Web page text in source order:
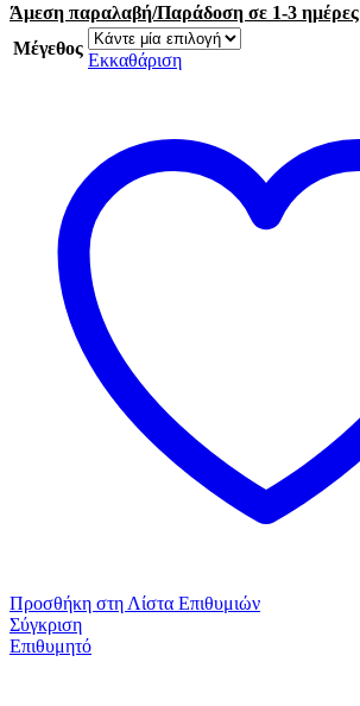
Άμεση παραλαβή/Παράδοση σε 1-3 ημέρες
Μέγεθος
Εκκαθάριση
Προσθήκη στη Λίστα Επιθυμιών
Σύγκριση
Επιθυμητό